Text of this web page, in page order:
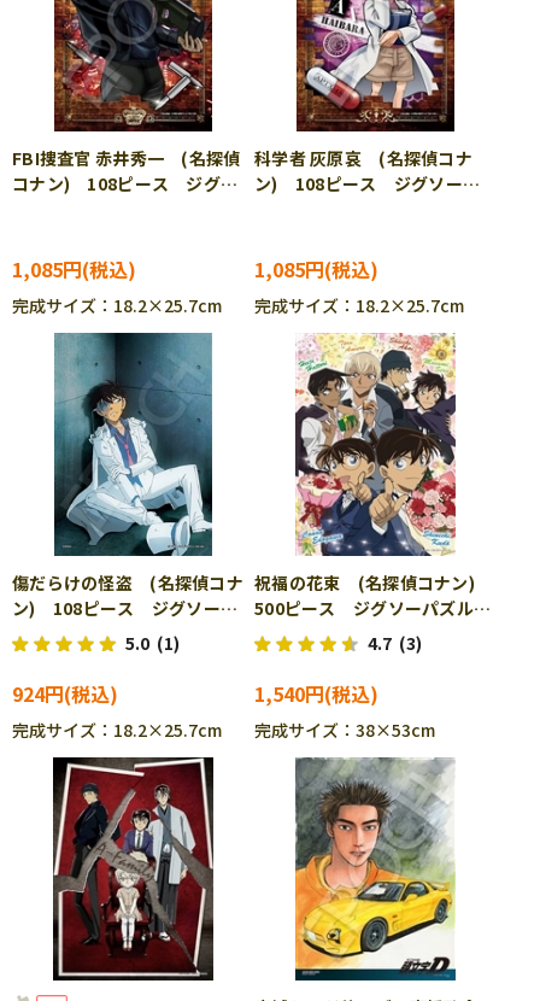
FBI捜査官 赤井秀一 (名探偵
コナン) 108ピース ジグソ
1,085円
完成サイズ：18.2×25.7cm
科学者 灰原哀 (名探偵コナ
ン) 108ピース ジグソーパ
1,085円
完成サイズ：18.2×25.7cm
傷だらけの怪盗 (名探偵コナ
ン) 108ピース ジグソーパ
ズル EPO-03-087
5.0 (1)
924円
完成サイズ：18.2×25.7cm
祝福の花束 (名探偵コナン)
500ピース ジグソーパズル
EPO-06-114s
4.7 (3)
1,540円
完成サイズ：38×53cm